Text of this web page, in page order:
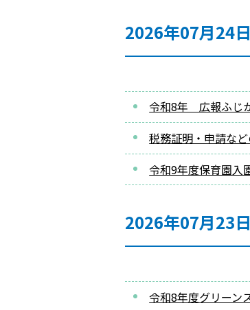
2026年07月24日
令和8年 広報ふじ
税務証明・申請な
令和9年度保育園入
2026年07月23日
令和8年度グリーン